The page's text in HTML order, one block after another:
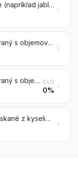
Ostatné kvasené nápoje (napríklad jablčné víno, hruškové víno, medovina, saké); zmesi kvasených nápojov a zmesi kvasených nápojov a nealkoholických nápojov, inde nešpecifikované ani nezahrnuté
Etylalkohol nedenaturovaný s objemovým alkoholometrickým titrom 80 % vol alebo viac; etylalkohol a ostatné destiláty, denaturované, s akýmkoľvek alkoholometrickým titrom
Etylalkohol nedenaturovaný s objemovým alkoholometrickým titrom menej ako 80 % vol; destiláty, likéry a ostatné liehové nápoje CLO
0%
Ocot a náhradky octu získané z kyseliny octovej